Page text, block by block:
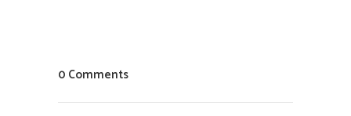
0 Comments